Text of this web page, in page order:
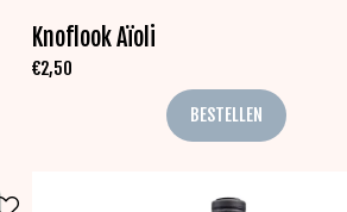
Knoflook Aïoli
€2,50
BESTELLEN